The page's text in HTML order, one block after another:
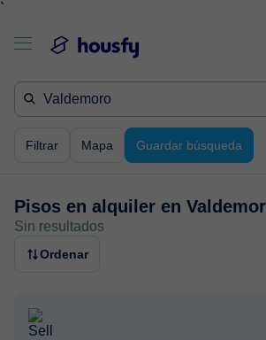
`
Filtrar Mapa Guardar búsqueda
Pisos en alquiler en
Sin resultados
Ordenar